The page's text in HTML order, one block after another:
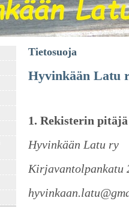
Tietosuoja
Hyvinkään Latu
1. Rekisterin pitäjä
Hyvinkään Latu ry
Kirjavantolpankatu